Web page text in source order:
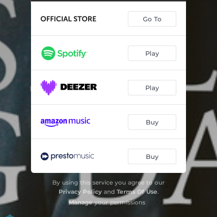
Nordlandsk folkevise 06:38
Jappusdanser, Op. 1 - Introduksjon – Allegro giocoso – Un poco meno mosso 06:35
Jappusdanser, Op. 1 - Intermezzo 03:44
Jappusdanser, Op. 1 - Finale – Allegro agitato – Meno mosso 02:45
Vuggesang til Jappus 02:02
Spill og Dans, Op. 2 - Poco andante – Un poco piu mosso 05:04
Spill og Dans, Op. 2 - Allegro molto e agitato – Meno mosso – Un poco piu mosso 06:22
Go To
Play
Play
Buy
Buy
By using this service you agree to our
Privacy Policyand Terms Of Use.
Manageyour permissions